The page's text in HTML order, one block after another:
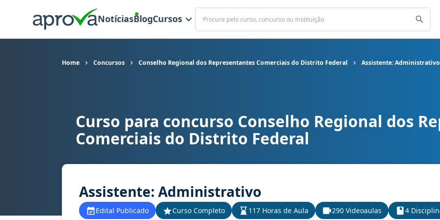
NotíciasBlogCursos
Buscar
Home Concursos Conselho Regional dos Representantes Comerciais do Distrito Federal Assistente: Administrativo
Curso para concurso CORE DF - Conselho Regional dos Representantes Comerciais do Distrito Federal cargo
Curso para concurso Conselho Regional dos
Comerciais do Distrito Federal
Assistente: Administrativo
Edital Publicado Curso Completo 117 Horas de Aula 290 Videoaulas 4